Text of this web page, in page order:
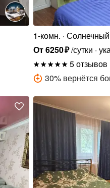
1-комн.
От6250₽/сутки
5 отзывов
30% вернётся